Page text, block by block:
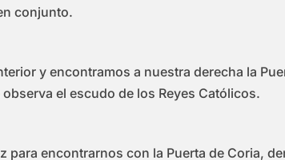
conjunto.
y encontramos a nuestra derecha la
el escudo de los Reyes Católicos.
para encontrarnos con la Puerta de Coria,